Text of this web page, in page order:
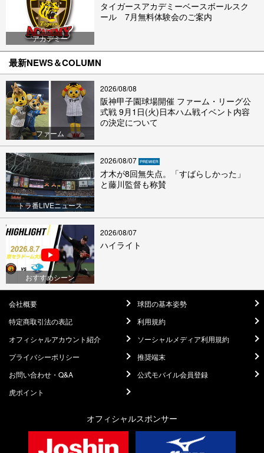
アカデミー
タイガースアカデミーベースボールスク
ール 7月無料体験会のご案内
最新NEWS＆COLUMN
ファーム
2026/08/08
阪神甲子園球場開催 ファーム・リーグ公
式戦 9月1日(火)日本ハム戦イベント内容
の決定について
トラ番LIVEニュース
2026/08/07
才木が8回無失点。「すばらしかった」
と藤川監督も称賛
おすすめシーン
2026/08/07
ハイライト
会社概要
球団の基本姿勢
特定商取引法の表記
利用規約
オフィシャルアカウント紹介
ソーシャルメディア利用規約
プライバシーポリシー
推奨端末
お問い合わせ・Q&A
公式モバイル会員登録
虎ポイント
オフィシャルスポンサー